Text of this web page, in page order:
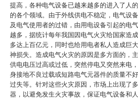
提高，各种电气设备已越来越多的进入了人
的各个领域。由于外线供电不稳定，电气设
及电气使用者的过错，由用电设备引起的电
越多，据统计每年我国因电气火灾给国家造
多达上百亿元，同时也给用电者私人造成巨
神损失。造成电气火灾的原因是多方面的，
供电电压过高或过低，突然停电又突然来电
身接地不良过载或短路电气元器件的质量不
过失等。针对这些火灾原因，市场上出现了
器，以避免发生火灾事故，保证电气设备和